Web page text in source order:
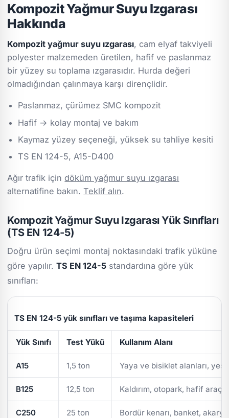
Kompozit Yağmur Suyu Izgarası
Hakkında
Kompozit yağmur suyu ızgarası, cam elyaf takviyeli
polyester malzemeden üretilen, hafif ve paslanmaz
bir yüzey su toplama ızgarasıdır. Hurda değeri
olmadığından çalınmaya karşı dirençlidir.
Paslanmaz, çürümez SMC kompozit
Hafif → kolay montaj ve bakım
Kaymaz yüzey seçeneği, yüksek su tahliye kesiti
TS EN 124-5, A15-D400
Ağır trafik için döküm yağmur suyu ızgarası
alternatifine bakın.Teklif alın.
Kompozit Yağmur Suyu Izgarası Yük Sınıfları
(TS EN 124-5)
Doğru ürün seçimi montaj noktasındaki trafik yüküne
göre yapılır.TS EN 124-5 standardına göre yük
sınıfları:
TS EN 124-5 yük sınıfları ve taşıma kapasiteleri
Yük Sınıfı Test Yükü Kullanım Alanı
A15 1,5 ton Yaya ve bisiklet alanları,
B125 12,5 ton Kaldırım, otopark, hafif araç
C250 25 ton Bordür kenarı, banket,